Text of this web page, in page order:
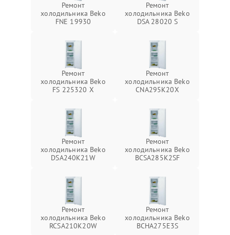
Ремонт
холодильника Beko
FNE 19930
Ремонт
холодильника Beko
DSA 28020 S
Ремонт
холодильника Beko
FS 225320 X
Ремонт
холодильника Beko
CNA295K20X
Ремонт
холодильника Beko
DSA240K21W
Ремонт
холодильника Beko
BCSA285K2SF
Ремонт
холодильника Beko
RCSA210K20W
Ремонт
холодильника Beko
BCHA275E3S